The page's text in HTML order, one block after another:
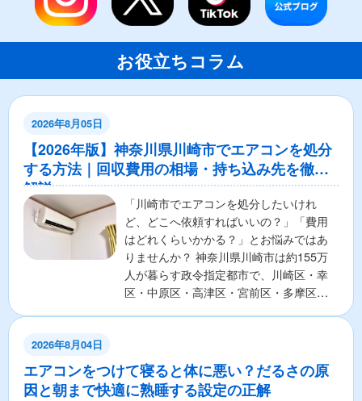
お役立ちコラム
2026年8月05日
【2026年版】神奈川県川崎市でエアコンを処分
する方法｜回収費用の相場・持ち込み先を徹底
解説
「川崎市でエアコンを処分したいけれ
ど、どこへ依頼すればいいの？」「費用
はどれくらいかかる？」とお悩みではあ
りませんか？ 神奈川県川崎市は約155万
人が暮らす政令指定都市で、川崎区・幸
区・中原区・高津区・宮前区・多摩区・
2026年8月04日
エアコンをつけて寝ると体に悪い？だるさの原
因と朝まで快適に熟睡する設定の正解